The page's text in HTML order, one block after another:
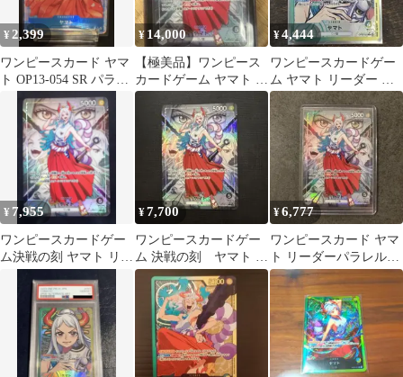
¥2,399
ワンピースカード ヤマ
ト OP13-054 SR パラレ
¥ 14,000
【極美品】ワンピース
カードゲーム ヤマト リ
ーダー パラレル OP06-
¥4,444
ワンピースカードゲー
ム ヤマト リーダー パ
ラレル
¥ 7,955
ワンピースカードゲー
ム決戦の刻 ヤマト リー
¥7,700
ワンピースカードゲー
ム 決戦の刻 ヤマト リ
ーダーパラレル
OP16-079
¥6,777
ワンピースカード ヤマ
ト リーダーパラレル
OP08-079